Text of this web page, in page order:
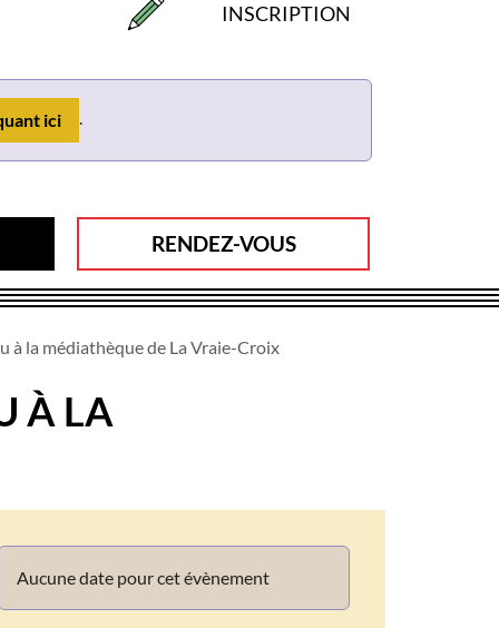
INSCRIPTION
ici .
RENDEZ-VOUS
à la médiathèque de La Vraie-Croix
À LA
Info
Aucune date pour cet évènement